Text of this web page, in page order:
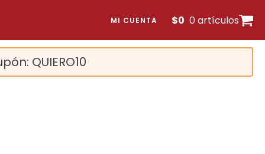
MI CUENTA $0 0 artículos
QUIERO10